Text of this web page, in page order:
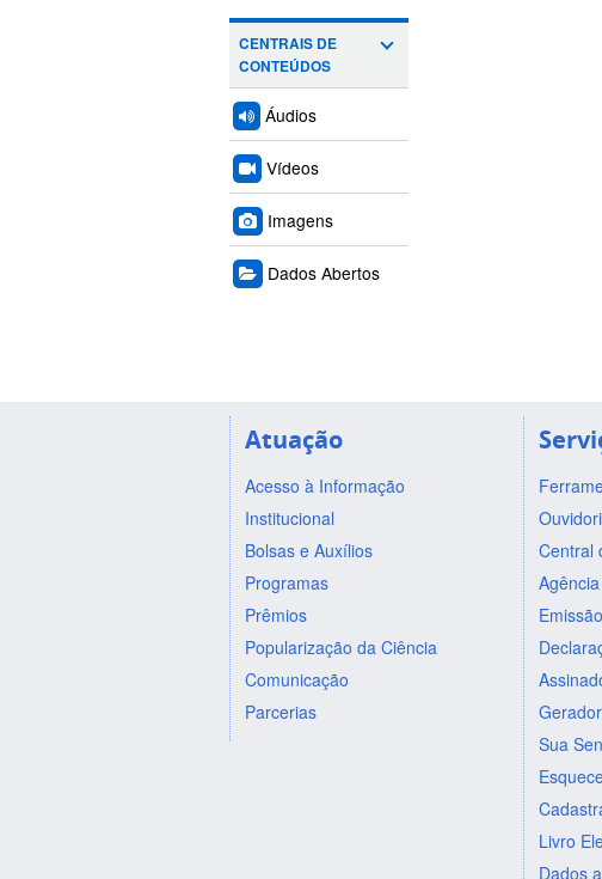
CENTRAIS DE
CONTEÚDOS
Áudios
Vídeos
Imagens
Dados Abertos
Atuação
Acesso à Informação
Institucional
Bolsas e Auxílios
Programas
Prêmios
Popularização da Ciência
Comunicação
Parcerias
Central
Sua
Livro
Dados